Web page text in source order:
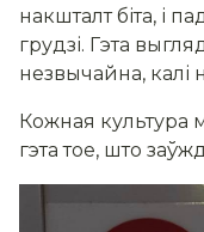
накшталт біта, і
грудзі. Гэта
незвычайна, калі
Кожная культура
гэта тое, што